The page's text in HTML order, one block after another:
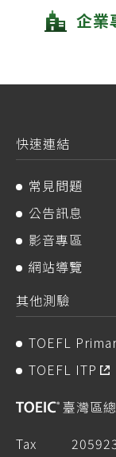
企業
快速連結
常見問題
公告訊息
影音專區
網站導覽
其他測驗
TOEFL
TOEFL ITP
臺灣區
Tax